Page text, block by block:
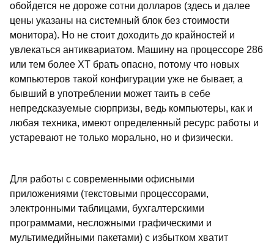
обойдется не дороже сотни долларов (здесь и далее
цены указаны на системный блок без стоимости
монитора). Но не стоит доходить до крайностей и
увлекаться антиквариатом. Машину на процессоре 286
или тем более XT брать опасно, потому что новых
компьютеров такой конфигурации уже не бывает, а
бывший в употреблении может таить в себе
непредсказуемые сюрпризы, ведь компьютеры, как и
любая техника, имеют определенный ресурс работы и
устаревают не только морально, но и физически.
Для работы с современными офисными
приложениями (текстовыми процессорами,
электронными таблицами, бухгалтерскими
программами, несложными графическими и
мультимедийными пакетами) с избытком хватит